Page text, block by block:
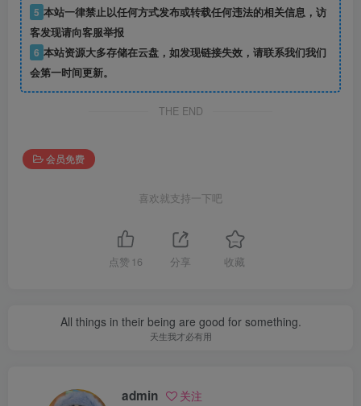
5 本站一律禁止以任何方式发布或转载任何违法的相关信息，访
客发现请向客服举报
6 本站资源大多存储在云盘，如发现链接失效，请联系我们我们
会第一时间更新。
THE END
会员免费
喜欢就支持一下吧
点赞 16 分享 收藏
All things in their being are good for something.
天生我才必有用
admin 关注